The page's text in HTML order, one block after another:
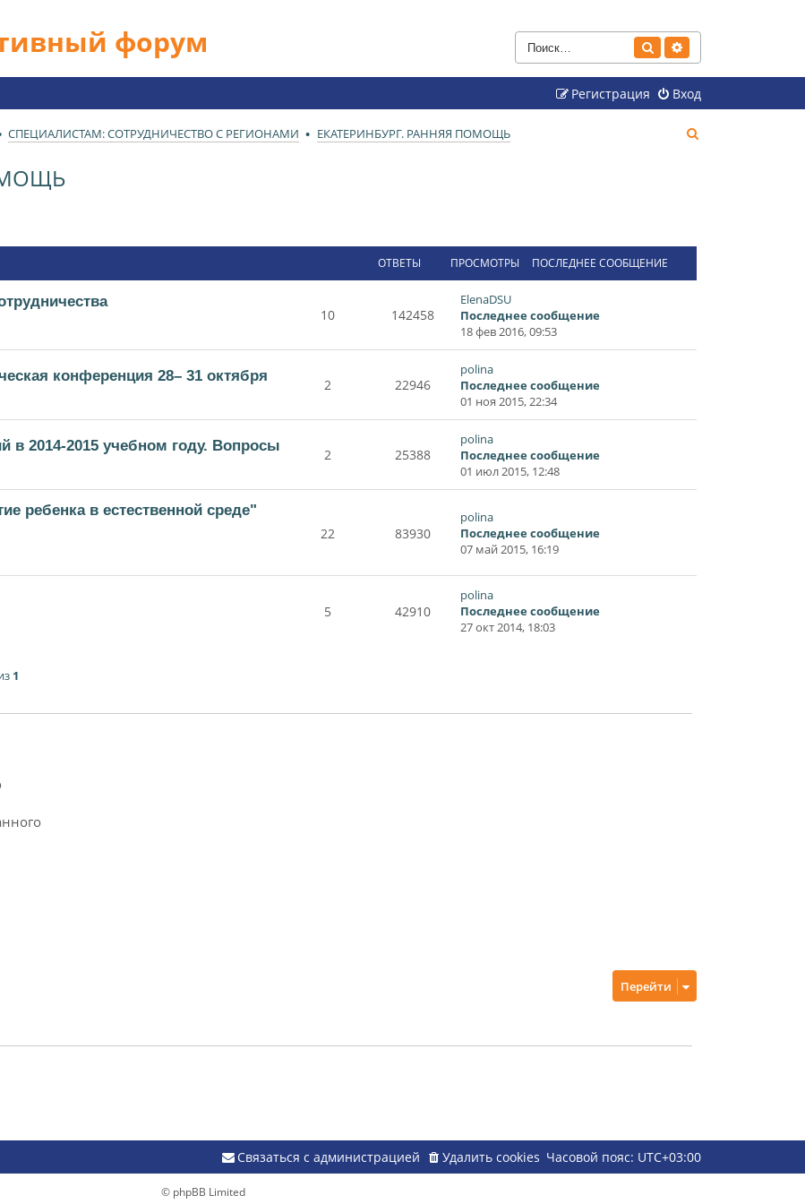
форум Поиск
Вход
Регистрация
СПЕЦИАЛИСТАМ: СОТРУДНИЧЕСТВО С РЕГИОНАМИ ЕКАТЕРИНБУРГ. РАННЯЯ ПОМОЩЬ
ОТВЕТЫ ПРОСМОТРЫ ПОСЛЕДНЕЕ СООБЩЕНИЕ
10 142458
ElenaDSU
Последнее сообщение
18 фев 2016, 09:53
конференция 28– 31 октября
2 22946
polina
Последнее сообщение
01 ноя 2015, 22:34
в 2014-2015 учебном году. Вопросы
2 25388
polina
Последнее сообщение
01 июл 2015, 12:48
ребенка в естественной среде"
22 83930
polina
Последнее сообщение
07 май 2015, 16:19
5 42910
polina
Последнее сообщение
27 окт 2014, 18:03
1
Перейти
Часовой пояс: UTC+03:00
Удалить cookies
Связаться с администрацией
© phpBB Limited